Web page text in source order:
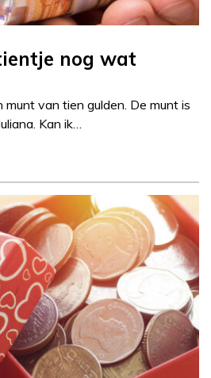
nog wat
munt van tien gulden. De munt is
Kan ik…